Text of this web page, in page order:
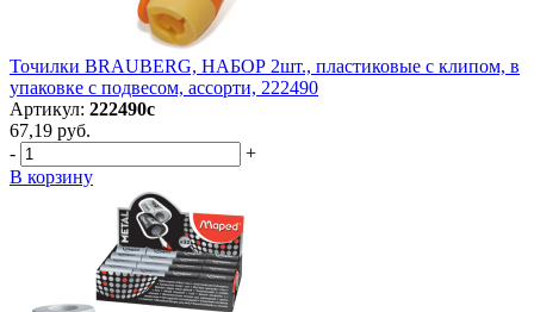
Точилки BRAUBERG, НАБОР 2шт., пластиковые с клипом, в
упаковке с подвесом, ассорти, 222490
Артикул: 222490с
67,19 руб.
-
+
В корзину